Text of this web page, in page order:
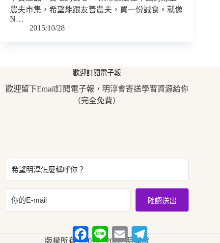
農夫市集，希望能跟友善農夫，買一份誠食。就像
N…
2015/10/28
歡迎訂閱電子報
歡迎留下Email訂閱電子報，明淳會寄送學習資源給你
（完全免費）
確認送出
版權所有 ©2015 - 2026 明淳說
F
a
L
i
E
m
e